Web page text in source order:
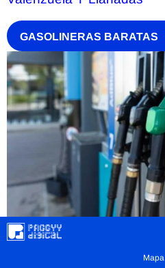
GASOLINERAS BARATAS
Mapa